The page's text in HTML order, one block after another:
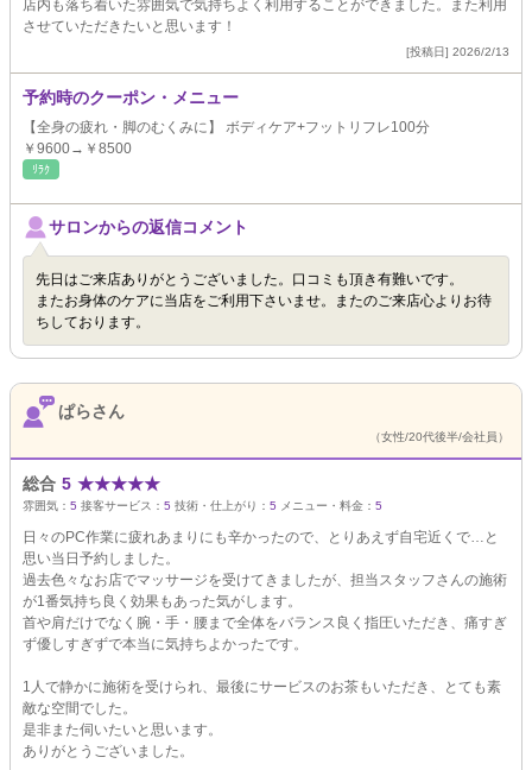
店内も落ち着いた雰囲気で気持ちよく利用することができました。また利用
させていただきたいと思います！
[投稿日] 2026/2/13
予約時のクーポン・メニュー
【全身の疲れ・脚のむくみに】 ボディケア+フットリフレ100分
￥9600→￥8500
ﾘﾗｸ
サロンからの返信コメント
先日はご来店ありがとうございました。口コミも頂き有難いです。
またお身体のケアに当店をご利用下さいませ。またのご来店心よりお待
ちしております。
ぱらさん
（女性/20代後半/会社員）
総合 5 ★★★★★
雰囲気： 5 接客サービス： 5 技術・仕上がり： 5 メニュー・料金： 5
日々のPC作業に疲れあまりにも辛かったので、とりあえず自宅近くで…と
思い当日予約しました。
過去色々なお店でマッサージを受けてきましたが、担当スタッフさんの施術
が1番気持ち良く効果もあった気がします。
首や肩だけでなく腕・手・腰まで全体をバランス良く指圧いただき、痛すぎ
ず優しすぎずで本当に気持ちよかったです。
1人で静かに施術を受けられ、最後にサービスのお茶もいただき、とても素
敵な空間でした。
是非また伺いたいと思います。
ありがとうございました。